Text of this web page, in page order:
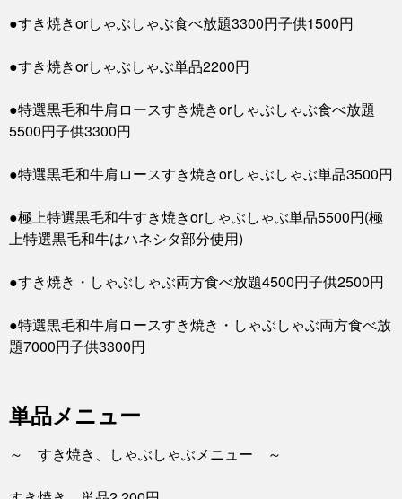
●すき焼きorしゃぶしゃぶ食べ放題3300円子供1500円
●すき焼きorしゃぶしゃぶ単品2200円
●特選黒毛和牛肩ロースすき焼きorしゃぶしゃぶ食べ放題
5500円子供3300円
●特選黒毛和牛肩ロースすき焼きorしゃぶしゃぶ単品3500円
●極上特選黒毛和牛すき焼きorしゃぶしゃぶ単品5500円(極
上特選黒毛和牛はハネシタ部分使用)
●すき焼き・しゃぶしゃぶ両方食べ放題4500円子供2500円
●特選黒毛和牛肩ロースすき焼き・しゃぶしゃぶ両方食べ放
題7000円子供3300円
単品メニュー
～ すき焼き、しゃぶしゃぶメニュー ～